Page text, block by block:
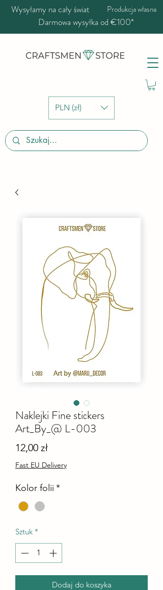
PLN (zł)
Wysyłamy na cały świat Produkcja własna
Darmowa wysyłka od €100*
Naklejki Fine stiсkers
Art_By_@ L-003
12,00 złCena
Fast EU Delivery
Kolor folii *
Sztuk *
Dodaj do koszyka